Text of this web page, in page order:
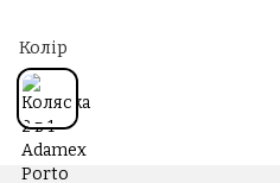
Колір